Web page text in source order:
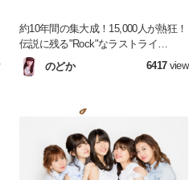
約10年間の集大成！15,000人が熱狂！
伝説に残る"Rock"なラストライ
ブ！！！ 2017年5月22日に横浜アリー
ナにて開催された『Buono!ライブ
のどか 6417view